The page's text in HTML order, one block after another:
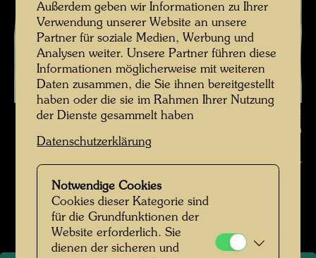
Hundertwasser fotografiert von Karin Székessy-Wunderlich , Fotograf:
Karin Székessy-Wunderlich © Karin Székessy-Wunderlich
Hundertwasser fotografiert von Karin Székessy-
Wunderlich
Bildergalerie öffnen
Außerdem geben wir Informationen zu Ihrer
Verwendung unserer Website an unsere
Partner für soziale Medien, Werbung und
Analysen weiter. Unsere Partner führen diese
Informationen möglicherweise mit weiteren
Daten zusammen, die Sie ihnen bereitgestellt
haben oder die sie im Rahmen Ihrer Nutzung
der Dienste gesammelt haben
Datenschutzerklärung
Notwendige Cookies
Cookies dieser Kategorie sind
für die Grundfunktionen der
Website erforderlich. Sie
dienen der sicheren und